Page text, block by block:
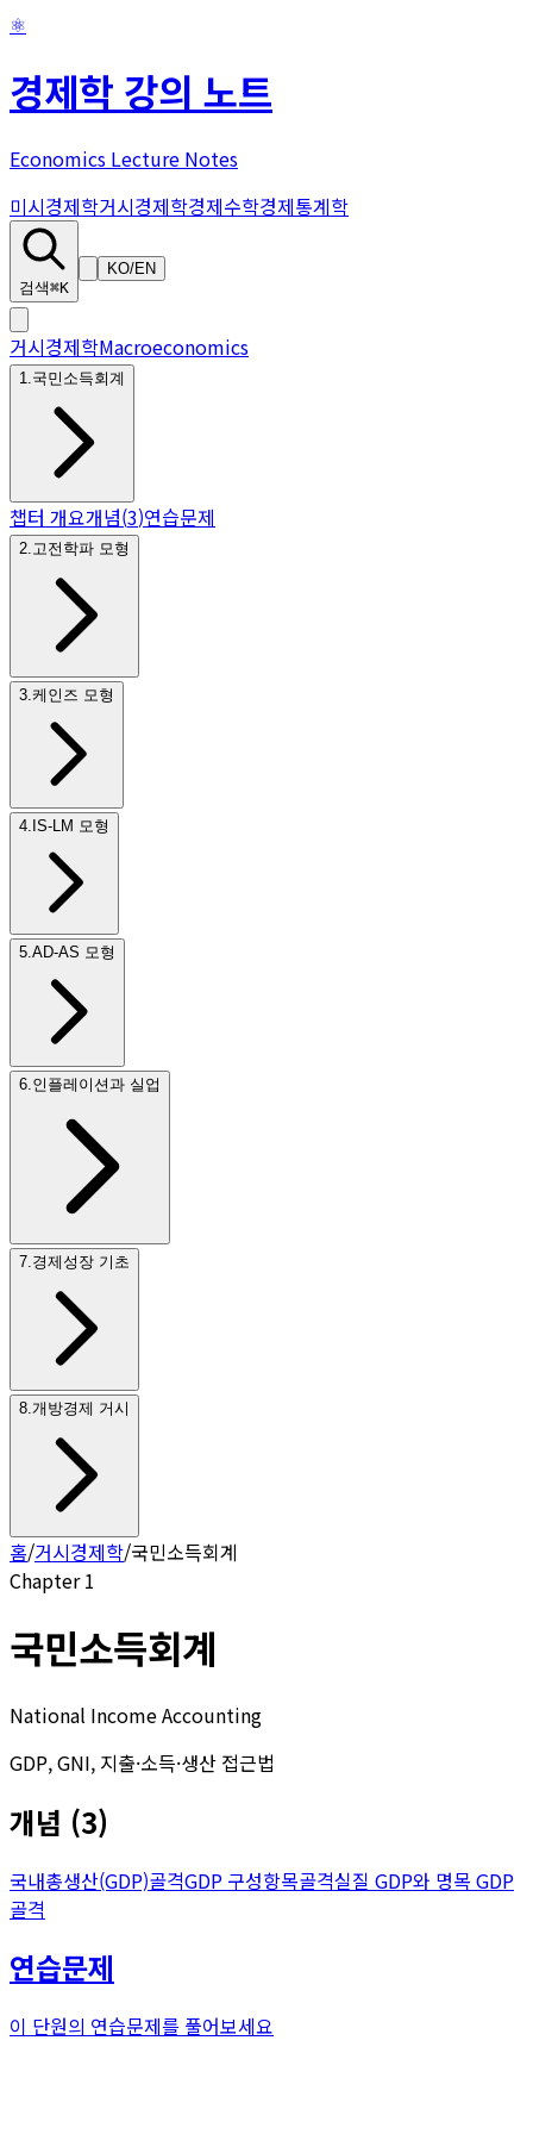
⚛
경제학 강의 노트
Economics Lecture Notes
미시경제학거시경제학경제수학경제통계학
검색⌘K
KO/EN
거시경제학Macroeconomics
1 국민소득회계
챕터 개요개념(3)연습문제
2 고전학파 모형
3 케인즈 모형
4 IS-LM 모형
5 AD-AS 모형
6 인플레이션과 실업
7 경제성장 기초
8 개방경제 거시
홈/거시경제학/국민소득회계
Chapter1
국민소득회계
National Income Accounting
GDP, GNI, 지출·소득·생산 접근법
개념 (3)
국내총생산(GDP)골격GDP 구성항목골격실질 GDP와 명목 GDP
골격
연습문제
이 단원의 연습문제를 풀어보세요